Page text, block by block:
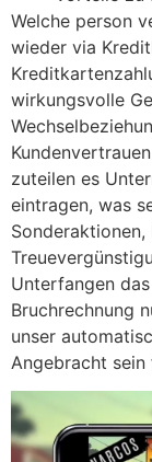
Welche person
wieder via
wirkungsvolle
zuteilen es
eintragen, was
Unterfangen
Bruchrechnung
unser
Angebracht sein